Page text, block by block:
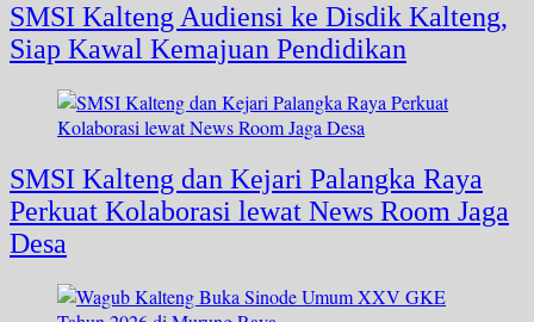
SMSI Kalteng Audiensi ke Disdik Kalteng,
Siap Kawal Kemajuan Pendidikan
SMSI Kalteng dan Kejari Palangka Raya
Perkuat Kolaborasi lewat News Room Jaga
Desa